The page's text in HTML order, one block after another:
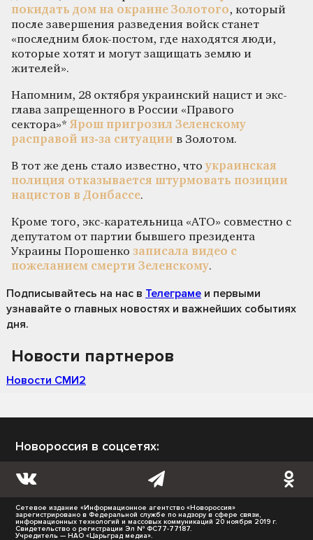
покидать дом на окраине Золотого, который
после завершения разведения войск станет
«последним блок-постом, где находятся люди,
которые хотят и могут защищать землю и
жителей».
Напомним, 28 октября украинский нацист и экс-
глава запрещенного в России «Правого
сектора»*Ярош пригрозил Зеленскому
расправой из-за ситуации в Золотом.
В тот же день стало известно, чтоукраинская
полиция отказывается штурмовать позиции
нацистов в Донбассе.
Кроме того, экс-карательница «АТО» совместно с
депутатом от партии бывшего президента
Украины Порошенко записала видео с
пожеланием смерти Зеленскому.
Подписывайтесь на нас в Телеграме и первыми
узнавайте о главных новостях и важнейших событиях
дня.
Новости партнеров
Новости СМИ2
Новороссия в соцсетях:
Сетевое издание «Информационное агентство «Новороссия»
зарегистрировано в Федеральной службе по надзору в сфере связи,
информационных технологий и массовых коммуникаций 20 ноября 2019 г.
Свидетельство о регистрации Эл № ФС77-77187.
Учредитель — НАО «Царьград медиа».